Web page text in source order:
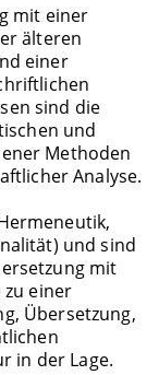
mit einer
älteren
einer
sind die
und
Methoden
Analyse.
und sind
mit
zu einer
Übersetzung,
in der Lage.